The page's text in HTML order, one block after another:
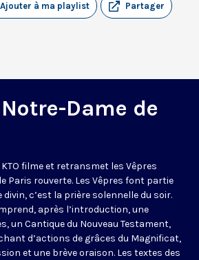
Partager
Ajouter à ma playlist
Dame de
filme et retransmet les Vêpres
Paris rouverte. Les Vêpres font partie
divin, c’est la prière solennelle du soir.
après l’introduction, une
un Cantique du Nouveau Testament,
d’actions de grâces du Magnificat,
et une brève oraison. Les textes des